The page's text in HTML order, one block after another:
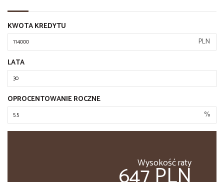
KWOTA KREDYTU
PLN
LATA
OPROCENTOWANIE ROCZNE
%
Wysokość raty